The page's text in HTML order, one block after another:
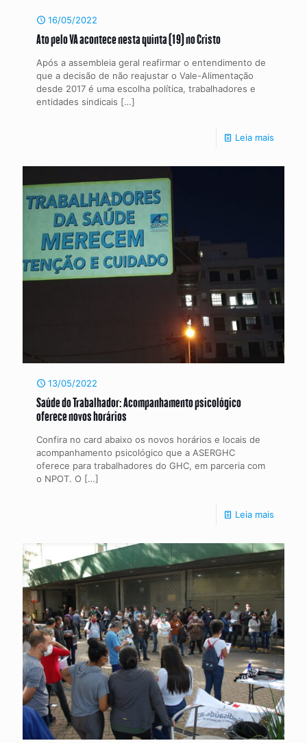
16/05/2022
Ato pelo VA acontece nesta quinta (19) no Cristo
Após a assembleia geral reafirmar o entendimento de
que a decisão de não reajustar o Vale-Alimentação
desde 2017 é uma escolha política, trabalhadores e
entidades sindicais […]
Leia mais
13/05/2022
Saúde do Trabalhador: Acompanhamento psicológico
oferece novos horários
Confira no card abaixo os novos horários e locais de
acompanhamento psicológico que a ASERGHC
oferece para trabalhadores do GHC, em parceria com
o NPOT. O […]
Leia mais